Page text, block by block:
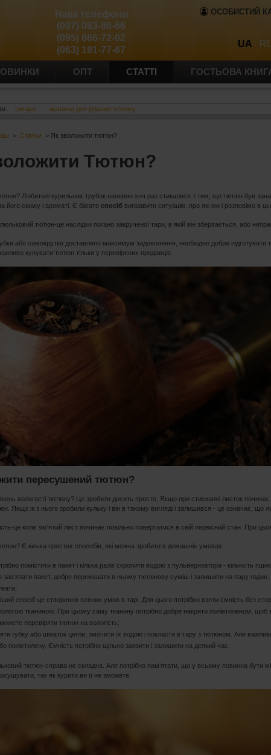
ОСОБИСТИЙ
UA
Наші телефони
(097) 083-86-66
(095) 666-72-02
(063) 191-77-67
ОПТ СТАТТІ ГОСТЬОВА
сигари машина для різання тютюну
> Статьи > Як зволожити тютюн?
Тютюн?
Любителі курильних трубок напевно хоч раз стикалися з тим, що тютюн був
його смаку і ароматі. Є багатоспосіб виправити ситуацію, про які ми і розповімо в
тютюн-це наслідки погано закрученої тари, в якій він зберігається, або
або самокрутки доставляло максимум задоволення, необхідно добре
купувати тютюн тільки у перевірених продавців.
пересушений тютюн?
вологості тютюну? Це зробити досить просто. Якщо при стисканні листок
Якщо ж з нього зробили кульку і він в такому вигляді і залишився - це означає, що
це коли зім'ятий лист починає повільно повертатися в свій первісний стан. При
Є кілька простих способів, які можна зробити в домашніх умовах:
помістити в пакет і кілька разів скропити водою з пульверизатора - кількість
зав'язати пакет, добре перемішати в ньому тютюнову суміш і залишити на пару годин.
спосіб-це створення певних умов в тарі. Для цього потрібно взяти ємність без
тканиною. При цьому саму тканину потрібно добре накрити поліетиленом, щоб
перевіряти тютюн на вологість;
губку або шматок цегли, змочити їх водою і покласти в тару з тютюном. Але
поліетилену. Ємність потрібно щільно закрити і залишити на деякий час.
тютюн-справа не складна. Але потрібно пам'ятати, що у всьому повинна бути
так як курити ви її не зможете.